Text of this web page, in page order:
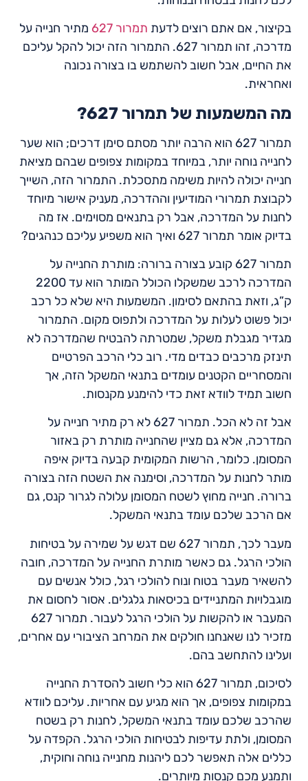
בקיצור, אם אתם רוצים לדעת תמרור 627
מתיר חנייה על
מדרכה, זהו תמרור 627. התמרור הזה יכול להקל עליכם
את החיים, אבל חשוב להשתמש בו בצורה נכונה
ואחראית.
מה המשמעות של תמרור 627?
תמרור 627 הוא הרבה יותר מסתם סימן דרכים; הוא שער
לחנייה נוחה יותר, במיוחד במקומות צפופים שבהם מציאת
חנייה יכולה להיות משימה מתסכלת. התמרור הזה, השייך
לקבוצת תמרורי המודיעין וההדרכה, מעניק אישור מיוחד
לחנות על המדרכה, אבל רק בתנאים מסוימים. אז מה
בדיוק אומר תמרור 627 ואיך הוא משפיע עליכם כנהגים?
תמרור 627 קובע בצורה ברורה: מותרת החנייה על
המדרכה לרכב שמשקלו הכולל המותר הוא עד 2200
ק”ג, וזאת בהתאם לסימון. המשמעות היא שלא כל רכב
יכול פשוט לעלות על המדרכה ולתפוס מקום. התמרור
מגדיר מגבלת משקל, שמטרתה להבטיח שהמדרכה לא
תינזק מרכבים כבדים מדי. רוב כלי הרכב הפרטיים
והמסחריים הקטנים עומדים בתנאי המשקל הזה, אך
חשוב תמיד לוודא זאת כדי להימנע מקנסות.
אבל זה לא הכל. תמרור 627 לא רק מתיר חנייה על
המדרכה, אלא גם מציין שהחנייה מותרת רק באזור
המסומן. כלומר, הרשות המקומית קבעה בדיוק איפה
מותר לחנות על המדרכה, וסימנה את השטח הזה בצורה
ברורה. חנייה מחוץ לשטח המסומן עלולה לגרור קנס, גם
אם הרכב שלכם עומד בתנאי המשקל.
מעבר לכך, תמרור 627 שם דגש על שמירה על בטיחות
הולכי הרגל. גם כאשר מותרת החנייה על המדרכה, חובה
להשאיר מעבר בטוח ונוח להולכי רגל, כולל אנשים עם
מוגבלויות המתניידים בכיסאות גלגלים. אסור לחסום את
המעבר או להקשות על הולכי הרגל לעבור. תמרור 627
מזכיר לנו שאנחנו חולקים את המרחב הציבורי עם אחרים,
ועלינו להתחשב בהם.
לסיכום, תמרור 627 הוא כלי חשוב להסדרת החנייה
במקומות צפופים, אך הוא מגיע עם אחריות. עליכם לוודא
שהרכב שלכם עומד בתנאי המשקל, לחנות רק בשטח
המסומן, ולתת עדיפות לבטיחות הולכי הרגל. הקפדה על
כללים אלה תאפשר לכם ליהנות מחנייה נוחה וחוקית,
ותמנע מכם קנסות מיותרים.